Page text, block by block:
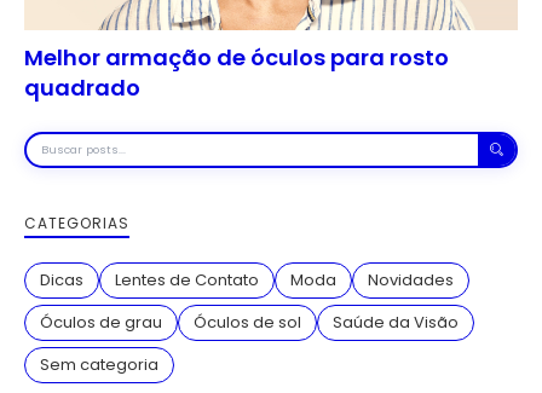
Melhor armação de óculos para rosto
quadrado
Buscar
posts
CATEGORIAS
Dicas Lentes de Contato Moda
Novidades
Óculos de grau
Óculos de sol
Saúde da Visão
Sem categoria